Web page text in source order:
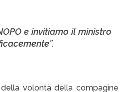
e invitiamo il ministro
volontà della compagine